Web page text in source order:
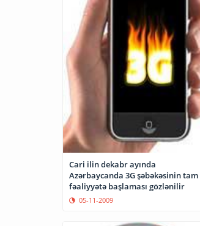
Cari ilin dekabr ayında
Azərbaycanda 3G şəbəkəsinin tam
fəaliyyətə başlaması gözlənilir
05-11-2009